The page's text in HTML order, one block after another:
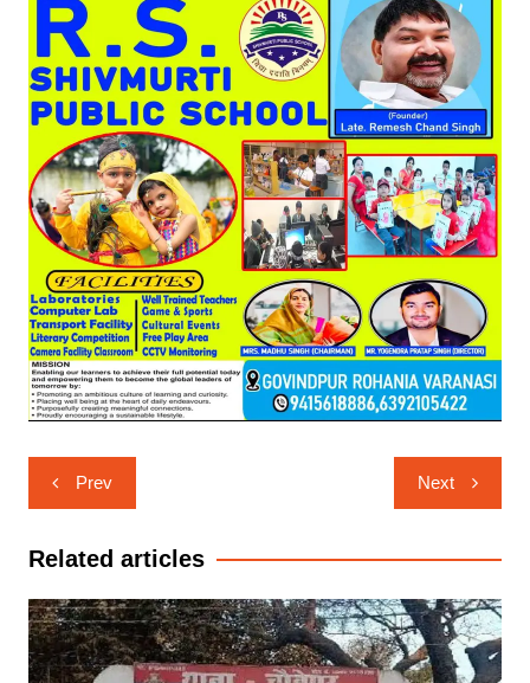
Post
navigation
Prev Next
Related articles